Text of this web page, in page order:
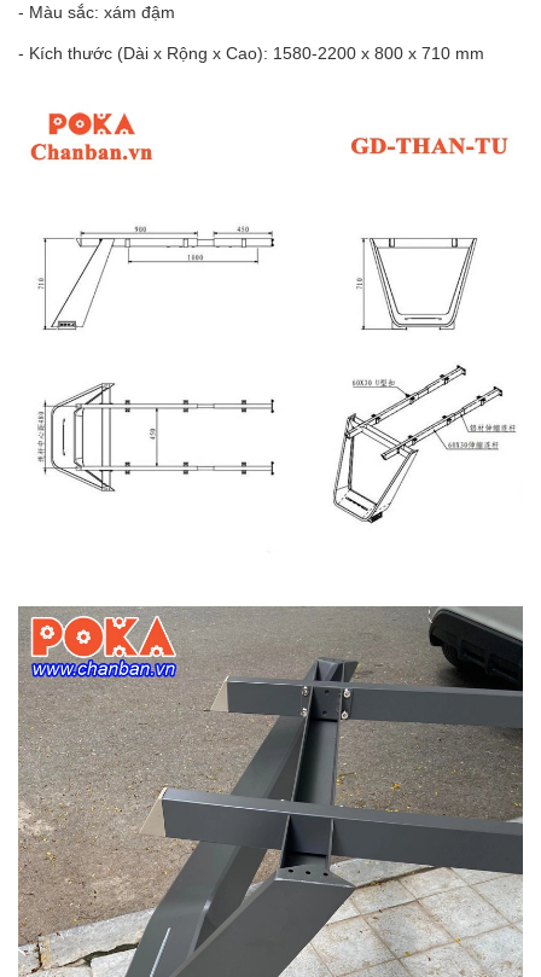
- Màu sắc: xám đậm
- Kích thước (Dài x Rộng x Cao): 1580-2200 x 800 x 710 mm